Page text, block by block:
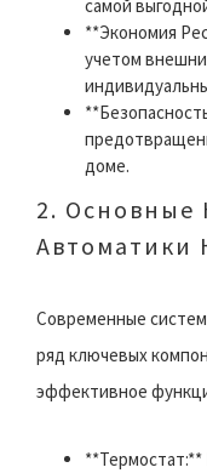
самой
**Экономия
учетом
доме.
2. Основные
Автоматики
Современные
ряд ключевых
эффективное
**Термостат:**